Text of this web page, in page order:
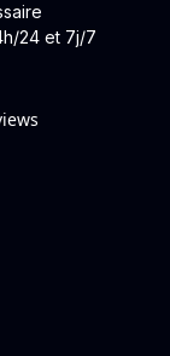
24 et 7j/7